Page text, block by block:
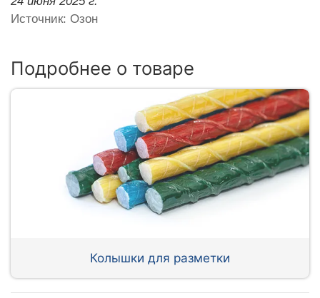
Источник: Озон
Подробнее о товаре
Колышки для разметки